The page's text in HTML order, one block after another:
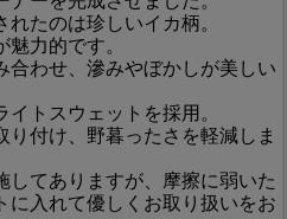
たのは珍しいイカ柄。
力的です。
合わせ、滲みやぼかしが美しい
トスウェットを採用。
付け、野暮ったさを軽減しま
てありますが、摩擦に弱いた
に入れて優しくお取り扱いをお